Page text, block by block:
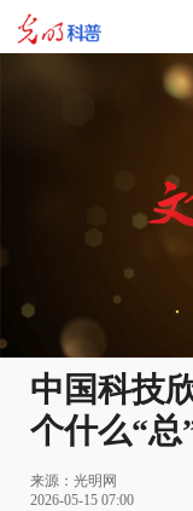
中国科技
个什么“总
来源： 光明网
2026-05-15 07:00